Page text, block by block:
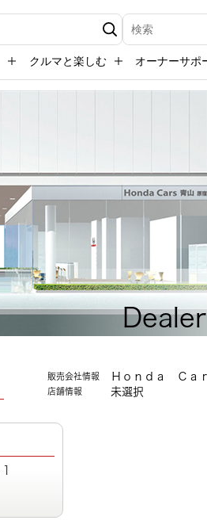
検索キーワード
クルマと楽しむ オーナーサポ
販売会社情報 Ｈｏｎｄａ Ｃａ
店舗情報 未選択